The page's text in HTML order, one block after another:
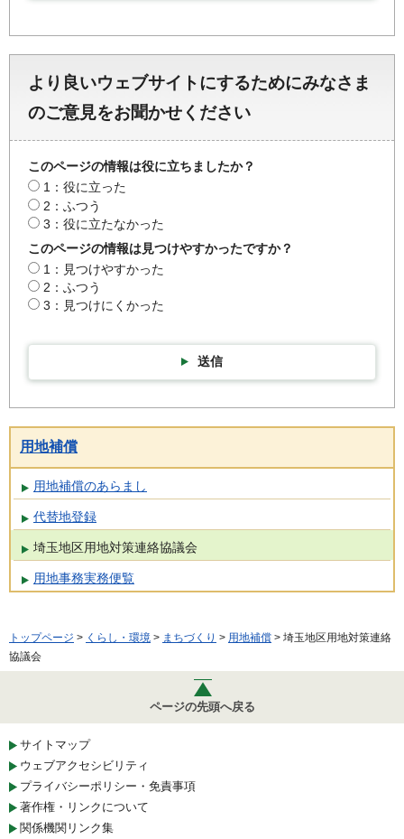
より良いウェブサイトにするためにみなさま
のご意見をお聞かせください
このページの情報は役に立ちましたか？
1：役に立った
2：ふつう
3：役に立たなかった
このページの情報は見つけやすかったですか？
1：見つけやすかった
2：ふつう
3：見つけにくかった
送信
用地補償
用地補償のあらまし
代替地登録
埼玉地区用地対策連絡協議会
用地事務実務便覧
トップページ > くらし・環境 > まちづくり > 用地補償 > 埼玉地区用地対策連絡
協議会
ページの先頭へ戻る
サイトマップ
ウェブアクセシビリティ
プライバシーポリシー・免責事項
著作権・リンクについて
関係機関リンク集